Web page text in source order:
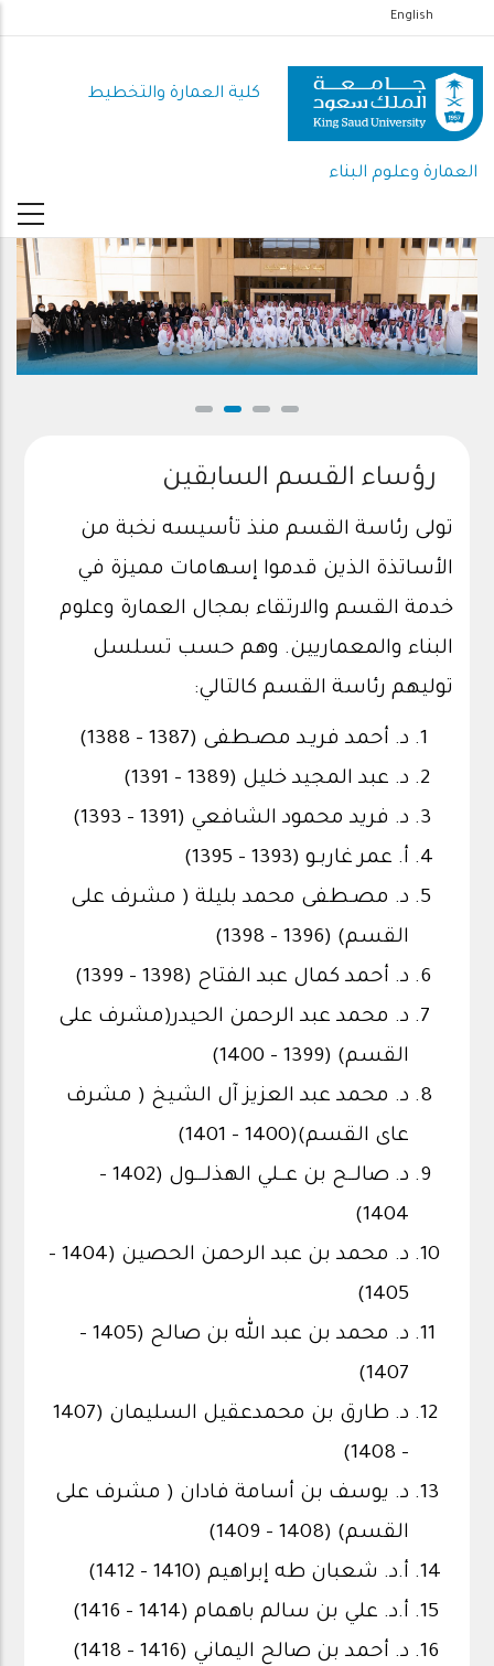
إلى
المحتوى
الرئيسي
English
كلية العمارة والتخطيط
العمارة وعلوم البناء
رؤساء القسم السابقين
تولى رئاسة القسم منذ تأسيسه نخبة من
الأساتذة الذين قدموا إسهامات مميزة في
خدمة القسم والارتقاء بمجال العمارة وعلوم
البناء والمعماريين. وهم حسب تسلسل
توليهم رئاسة القسم كالتالي:
د. أحمد فريـد مصـطفى (1387 - 1388)
د. عبد المجيد خليل (1389 - 1391)
د. فريد محمود الشافعي (1391 - 1393)
أ. عمر غاربـو (1393 - 1395)
د. مصـطفى محمد بليلة ( مشرف على
القسم) (1396 - 1398)
د. أحمد كمال عبد الفتاح (1398 - 1399)
د. محمد عبد الرحمن الحيدر(مشرف على
القسم) (1399 - 1400)
د. محمد عبد العزيز آل الشيخ ( مشرف
عاى القسم)(1400 - 1401)
د. صالــح بن عــلي الهذلـــول (1402 -
1404)
د. محمد بن عبد الرحمن الحصين (1404 -
1405)
د. محمد بن عبد الله بن صالح (1405 -
1407)
د. طارق بن محمدعقيل السليمان (1407
- 1408)
د. يوسف بن أسامة فادان ( مشرف على
القسم) (1408 - 1409)
أ.د. شعبان طه إبراهيم (1410 - 1412)
أ.د. علي بن سالم باهمام (1414 - 1416)
د. أحمد بن صالح اليماني (1416 - 1418)